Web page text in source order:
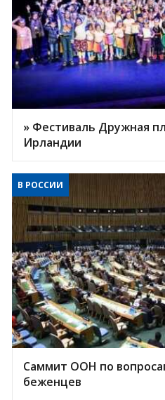
» Фестиваль Дружная
Ирландии
В РОССИИ
Саммит ООН по
беженцев